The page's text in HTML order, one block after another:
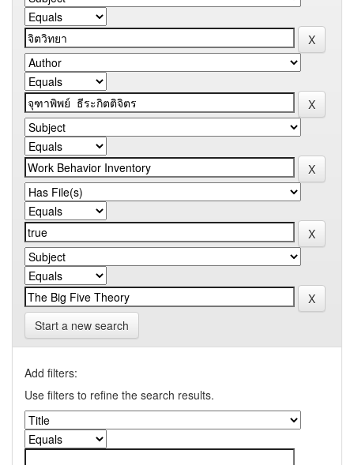
Start a new search
Add filters:
Use filters to refine the search results.